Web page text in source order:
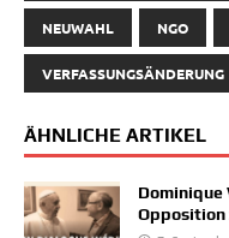
NEUWAHL NGO
VERFASSUNGSÄNDERUNG
ÄHNLICHE ARTIKEL
Dominique